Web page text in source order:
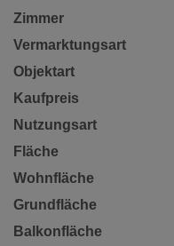
Zimmer
Vermarktungsart
Objektart
Kaufpreis
Nutzungsart
Fläche
Wohnfläche
Grundfläche
Balkonfläche